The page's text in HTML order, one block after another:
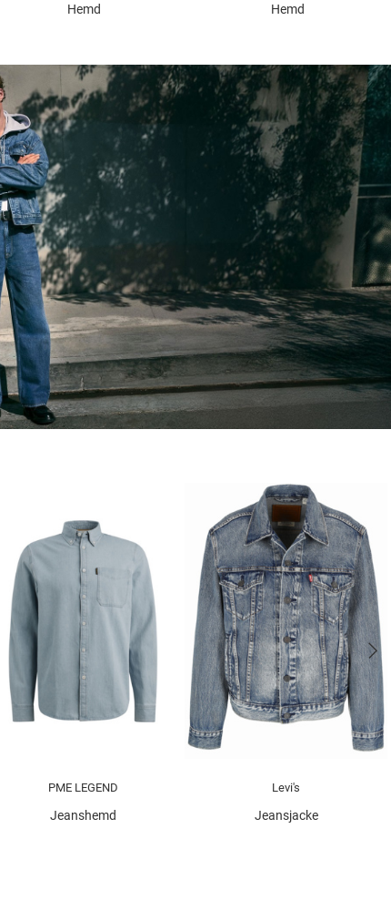
Hemd Hemd
PME LEGEND
Jeanshemd
Levi's
Jeansjacke